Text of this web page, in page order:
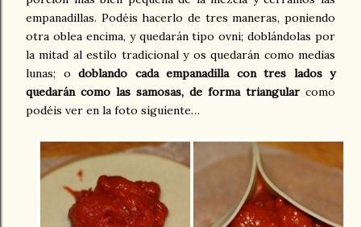
empanadillas. Podéis hacerlo de tres maneras, poniendo
otra oblea encima, y quedarán tipo ovni; doblándolas por
la mitad al estilo tradicional y os quedarán como medias
lunas; o doblando cada empanadilla con tres lados y
quedarán como las samosas, de forma triangular como
podéis ver en la foto siguiente…